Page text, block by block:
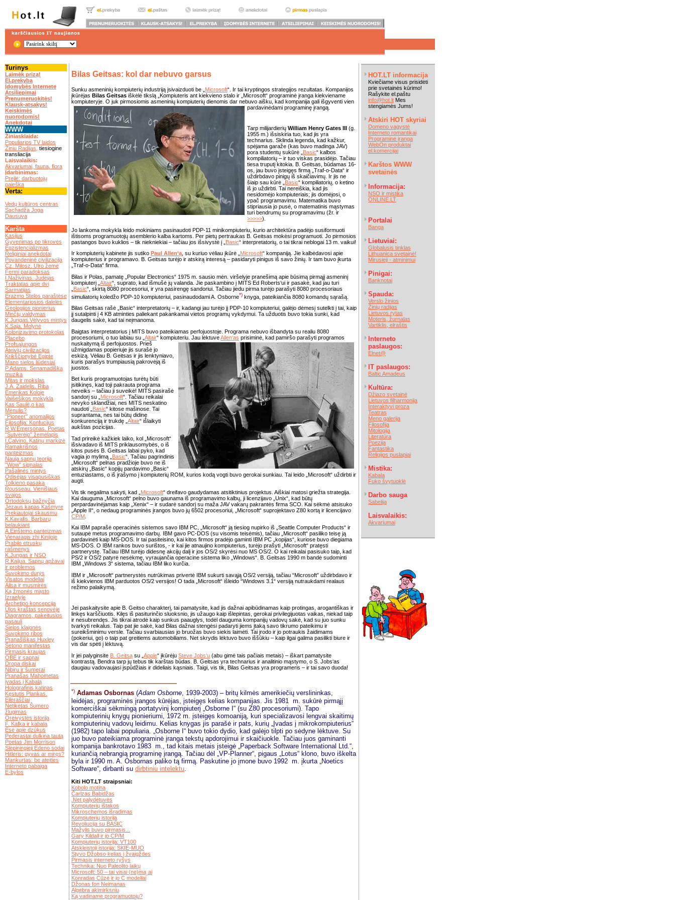
Turinys
Laimėk prizą!
El.prekyba
Įdomybės Internete
Atsiliepimai
Prenumeruokitės!
Klausk-atsakys!
Keiskimės
nuorodomis!
Anekdotai
WWW
Žiniasklaida:
Populiarios TV laidos
Žiniu Radijas, tiesiogine
transliacija
Laisvalaikis:
Akvariumai, fauna, flora
Įdarbinimas:
Preilė: darbuotojų
paieška
Verta:
Vedų kultūros centras
Sachadža Joga
Dausuva
Karšta
Kasijus
Gyvenimas po tikrovės
Egzistencializmas
Religiniai anekdotai
Povandeninė civilizacija
Cz. Milosz. Ulro žemė
Fermi paradoksas
I.Naživinas. Judėjas
Traktatas apie dvi
Sarmatijas
Erazmo Stelos paraštėse
Elementariosios dalelės
Geologijos pionierius
Minčių valdymas
K.Jungas.Vėlyvos mintys
K.Saja. Molynė
Kolonizavimo protokolas
Placebo
Profsąjungos
Ateivių civilizacijos
Krikščionybė Egipte
Mano sielos liūdesiai
P.Adams. Senamadiška
muzika
Mitas ir mokslas
J.A. Zaidelis. Riba
Emerikas Koloje
Vaišešikos mokykla
Kas Saulė,o kas
Mėnulis?
"Pioneer" anomalijos
Filosofija: Konfucijus
R.W.Emersonas. Poetas
"Sutvėrėjo" žemėlapis
I.Calvino. Katinų markizė
Ramakrišnos
panteizmas
Nauja sapnų teorija
"Wow" signalas
Pašalinės mintys
Odisėjas visapusiškas
Tolkieno pasaka
Rousseau. Vienišiaus
svajos
Ortodoksų bažnyčia
Jėzaus kapas Kašmyre
Prekiautojai skausmu
K.Kavafis. Barbarų
belaukiant
A.Einšteino panteizmas
Vienaragis zhi Kinijoje
Prabilo etruskų
rašmenys
K.Jungas ir NSO
R.Kaijua. Sapnų apžavai
ir problemos
Suvokimo durys
Visatos modeliai
Alisa ir musmirės
Ką žmonės mąsto
Izraelyje
Archetipo koncepcija
Ūlos kraštas senovėje
Diagramos, pakeitusios
pasaulį
Sielos klajonės
Suvokimo ribos
Pranašiškas Huxley
Šėtono manifestas
Pirmasis kraujas
OBE ir sapnai
Dropa diskai
Nibiru ir šumerai
Pranašas Mahometas
įvadas į Kabalą
Holografinis katinas
Kęstutis Plankas.
Eilėraščiai
Netikėtas Šumero
žlugimas
Oreivystės istorija
F. Kafka ir kabala
Esė apie dzūkus
Pederastai dulkina tautą
Poetas Jim Morrison
Slėpiningieji Edeno sodai
Hitleris: gyvas ar miręs?
Mankurtas: be ateities
Interneto pabaiga
E-bylos
Bilas Geitsas: kol dar nebuvo garsus
Sunku asmeninių kompiuterių industriją įsivaizduoti be „ Microsoft“. Ir tai kryptingos strategijos rezultatas. Kompanijos
įkūrėjas Bilas Geitsas iškėlė tikslą „Kompiuteris ant kiekvieno stalo ir „Microsoft“ programinė įranga kiekviename
kompiuteryje. O juk pirmosiomis asmeninių kompiuterių dienomis dar nebuvo aišku, kad kompanija gali išgyventi vien
pardavinėdami programinę įrangą.
Tarp milijardierių William Henry Gates III (g.
1955 m.) išsiskiria tuo, kad jis yra
technarius. Sklinda legenda, kad kažkur,
spėjama garaže (kas buvo madinga JAV)
pora studentų sukūrė „ Basic“ kalbos
kompiliatorių – ir tuo viskas prasidėjo. Tačiau
tiesa truputį kitokia. B. Geitsas, būdamas 16-
os, jau buvo įsteigęs firmą „Traf-o-Data“ ir
uždirbdavo pinigų iš skaičiavimų. Ir jis ne
šiaip sau kūrė „ Basic“ kompiliatorių, o ketino
iš jo uždirbti. Tai nereiškia, kad jis
nesidomėjo kompiuteriais; jis domėjosi, o
ypač programavimu. Matematika buvo
stipriausia jo pusė, o matematinis mąstymas
turi bendrumų su programavimu (žr. ir
>>>>>).
Jo lankoma mokykla leido mokiniams pasinaudoti PDP-11 minikompiuteriu, kurio architektūra padėjo susiformuoti
ištisoms programuotojų asemblerio kalba kartoms. Per pietų pertraukas B. Geitsas mokėsi programuoti. Jo pirmosios
pastangos buvo kuklios – tik niekniekiai – tačiau jos išsivystė į „ Basic“ interpretatorių, o tai tikrai neblogai 13 m. vaikui!
Ir kompiuterių kabinete jis sutiko Paul Allen‘ą , su kuriuo vėliau įkūrė „ Microsoft“ kompaniją. Jie kalbėdavosi apie
kompiuterius ir programavo. B. Geitsas turėjo ir atskirą interesą – pasidaryti pinigus iš savo žinių. Ir tam buvo įkurta
„Traf-o-Data“ firma.
Bilas ir Polas, pamatę „Popular Electronics“ 1975 m. sausio mėn. viršelyje pranešimą apie būsimą pirmąjį asmeninį
kompiuterį „ Altair“, suprato, kad išmušė jų valanda. Jie paskambino į MITS Ed Roberts‘ui ir pasakė, kad jau turi
Basic“, skirtą 8080 procesoriui, ir yra pasirengę sandoriui. Tačiau jiedu pirma turėjo parašyti 8080 procesoriaus
simuliatorių koledžo PDP-10 kompiuteriui, pasinaudodami A. Osborne*) knyga, pateikiančia 8080 komandų sąrašą.
Bilas Geitsas rašė „Basic“ interpretatorių – ir, kadangi jau turėjo jį PDP-10 kompiuteriui, galėjo dėmesį sutelkti į tai, kaip
jį sutalpinti į 4 KB atminties paliekant pakankamai vietos programų vykdymui. Ta užduotis buvo tokia sunki, kad
daugelis sakė, kad tai neįmanoma.
Baigtas interpretatorius į MITS buvo pateikiamas perfojuostoje. Programa nebuvo išbandyta su realiu 8080
procesoriumi, o tuo labiau su „ Altair“ kompiuteriu. Jau lėktuveAllen‘as prisiminė, kad pamiršo parašyti programos
nuskaitymą iš perfojuostos. Prieš
užmigdamas popieriuje jis surašė jo
eskizą. Vėliau B. Geitsas ir jis lenktyniavo,
kuris parašys trumpiausią pakrovėją iš
juostos.
Bet kuris programuotojas turėtų būti
įsitikinęs, kad toji pakrauta programa
neveiks – tačiau ji suveikė! MITS pasirašė
sandorį su „Microsoft“. Tačiau reikalai
nevyko sklandžiai, nes MITS neskatino
naudoti „Basic“ kitose mašinose. Tai
suprantama, nes tai būtų didinę
konkurenciją ir trukdę „Altair“ išlaikyti
aukštas pozicijas.
Tad prireikė kažkiek laiko, kol „Microsoft“
išsivadavo iš MITS priklausomybės, o iš
kitos pusės B. Geitsas labai pyko, kad
vagia jo mylimą „ Basic“. Tačiau pagrindinis
„Microsoft“ pelnas pradžioje buvo ne iš
atskirų „Basic“ kopijų pardavimo „Basic“
entuziastams, o iš įrašymo į kompiuterių ROM, kurios kodą vogti buvo gerokai sunkiau. Tai leido „Microsoft“ uždirbti ir
augti.
Vis tik negalima sakyti, kad „ Microsoft“ dreifavo gaudydamas atsitiktinius projektus. Aiškiai matosi griežta strategija.
Kai dauguma „Microsoft“ pelno buvo gaunama iš programavimo kalbų, ji licenzijavo „Unix“, kad būtų
perpardavinėjamas kaip „Xenix“ – ir sudarė sandorį su maža JAV vakarų pakrantės firma SCO. Kai sėkmė atsisuko
„Apple II“, o nedaug programinės įrangos buvo jų 6502 procesoriui, „Microsoft“ suprojektavo Z80 kortą ir licencijavo
CP/M
Kai IBM paprašė operacinės sistemos savo IBM PC, „Microsoft“ ją tiesiog nupirko iš „Seattle Computer Products“ ir
sutaupė metus programavimo darbų. IBM gavo PC-DOS (su visomis teisėmis), tačiau „Microsoft“ pasiliko teisę ją
pardavinėti kaip MS-DOS. Ir tai pasiteisino, kai kitos firmos pradėjo gaminti IBM PC „kopijas“, kuriose buvo diegiama
MS-DOS. O IBM rankos buvo surištos, - ir kai jie atnaujino kompiuterius, turėjo prašyti „Microsoft“ pratęsti
partnerystę. Tačiau IBM turėjo didesnę akcijų dalį ir jos OS/2 skyrėsi nuo MS OS/2. O kai reikalai pasisuko taip, kad
PS/2 ir OS/2 patyrė nesėkmę, vyraujančia operacine sistema liko „Windows“. B. Geitsas 1990 m bandė sudominti
IBM „Windows 3“ sistema, tačiau IBM liko kurčia.
IBM ir „Microsoft“ partnerystės nutrūkimas privertė IBM sukurti savąją OS/2 versiją, tačiau “Microsoft” uždirbdavo ir
iš kiekvienos IBM parduotos OS/2 versijos! O tada „Microsoft“ išleido “Windows 3.1“ versiją nutraukdami realaus
režimo palaikymą.
Jei paskaitysite apie B. Geitso charakterį, tai pamatysite, kad jis dažnai apibūdinamas kaip protingas, arogantiškas ir
linkęs karščiuotis. Kilęs iš pasiturinčio sluoksnio, jis užaugo kaip išlepintas, gerokai privilegijuotas vaikas, niekad taip
ir nesubrendęs. Jis tikrai atrodė kaip sunkus paauglys, todėl dauguma kompanijų vadovų sakė, kad su juo sunku
tvarkyti reikalus. Taip pat jie sakė, kad Bilas dažnai stengėsi padaryti jiems įtaką savo tikrumo pateikimu ir
sureikšminimu versle. Tačiau svarbiausias jo bruožas buvo siekis laimėti. Tai įrodo ir jo potraukis žaidimams
(pokeriui, go) o taip pat greitiems automobiliams. Net skrydis lėktuvo buvo iššūkiu – kaip ilgai galima pasilikti biure ir
vis dar spėti į lėktuvą.
Ir jei palyginsite B. Geitsą su „ Apple“ įkūrėju Steve Jobs‘u (abu gimė tais pačiais metais) – iškart pamatysite
kontrastą. Bendra tarp jų tebus tik karštas būdas. B. Geitsas yra technarius ir analitinio mąstymo, o S. Jobs‘as
daugiau vadovaujasi įspūdžiais ir dideliais kąsniais. Taigi, vis tik, Bilas Geitsas yra programeris – ir tai savo duoda!
*) Adamas Osbornas (Adam Osborne, 1939-2003) – britų kilmės amerikiečių verslininkas,
leidėjas, programinės įrangos kūrėjas, įsteigęs kelias kompanijas. Jis 1981 m. sukūrė pirmąjį
komerciškai sėkmingą portatyvinį kompiuterį „Osborne I“ (su Z80 procesoriumi). Tapo
kompiuterinių knygų pionieriumi, 1972 m. įsteigęs komoaniją, kuri specializavosi lengvai skaitimų
kompiuterinių vadovų leidimu. Kelias knygas jis parašė ir pats, kurių „Įvadas į mikrokompiuterius“
(1982) tapo labai populiaria. „Osborne I“ buvo tokio dydio, kad galėjo tilpti po sėdyne lėktuve. Su
juo buvo pateikiama programinė įranga tekstų apdorojimui ir skaičiuokle. Tačiau juos gaminanti
kompanija bankrotavo 1983 m., tad kitais metais įsteigė „Paperback Software International Ltd.“,
kuriančią nebrangią programinę įrangą. Tačiau dėl „VP-Planner“, pigaus „Lotus“ klono, buvo iškelta
byla ir 1990 m. A. Osbornas paliko tą firmą. Paskutine jo įmone buvo 1992 m. įkurta „Noetics
Software“, dirbanti su dirbtiniu intelektu
Kiti HOT.LT straipsniai:
Kobolo motina
Čarlzas Babidžas
.Net palydėtuvės
Kompiuterių ištakos
Mikroschemos išradimas
Kompiuterių istorija
Revoliucija su BASIC
Mažylis buvo pirmasis...
Gary Kildall ir jo CP/M
Kompiuterių istorija: VT100
Atskleistoji istorija: SKIE-MUO
Styvo Džobso kelias į žvaigždes
Pirmasis interneto ryšys
Technika: Nuo Paleolito laikų
Microsoft: 50 – tai visai (ne)ma˛ai
Konradas Cūzė ir jo C modeliai
Džonas fon Neimanas
Algebra akimirksniu
Ką vadiname programuotoju?
HOT.LT informacija
Kviečiame visus prisidėti
prie svetainės kūrimo!
Rašykite el.paštu
info@hot.lt Mes
stengiamės Jums!
Atskiri HOT skyriai
Domeno vagystė
Interneto romantikai
Programinė įranga
WebOn produktai
el.komercijai
Karštos WWW
svetainės
Informacija:
NSO ir mistika
ONLINE.LT
Portalai
Banga
Lietuviai:
Globalusis tinklas
Lithuanica svetainė!
Mirusieji - atminimui
Pinigai:
Banknotai
Spauda:
Verslo žinios
Žinių radijas
Lietuvos rytas
Moteris, žurnalas
Vartiklis, elraštis
Interneto
paslaugos:
Elnet@
IT paslaugos:
Baltic Amadeus
Kultūra:
Džiazo svetainė
Lietuvos filharmonija
Interaktyvi proza
Teatras
Meno galerija
Filosofija
Mitologija
Literatūra
Poezija
Fantastika
Religijos puslapiai
Mistika:
Kabala
Fuko švytuoklė
Darbo sauga
Sabelija
Laisvalaikis:
Akvariumai